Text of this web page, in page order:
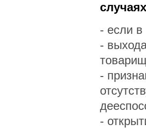
- если в
-
-
-